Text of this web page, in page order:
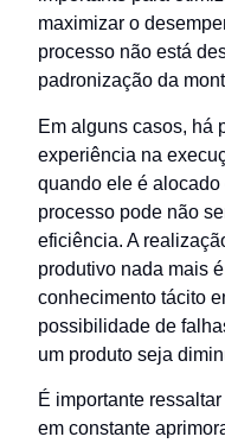
maximizar o
processo não está
padronização da
Em alguns casos, há
experiência na
quando ele é
processo pode não
eficiência. A
produtivo nada mais
conhecimento tácito
possibilidade de
um produto seja
É importante
em constante